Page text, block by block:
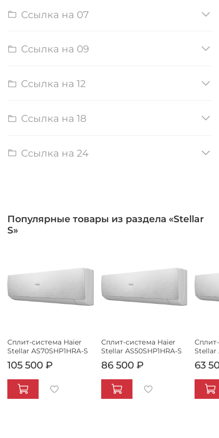
Ссылка на 07
Ссылка на 09
Ссылка на 12
Ссылка на 18
Ссылка на 24
Популярные товары из раздела «Stellar
S»
Сплит-система Haier
Stellar AS70SHP1HRA-S
105 500 ₽
Сплит-система Haier
Stellar AS50SHP1HRA-S
86 500 ₽
Stellar
63